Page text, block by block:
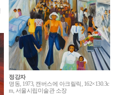
정강자
명동, 1973, 캔버스에 아크릴릭, 162×130.3c
m, 서울시립미술관 소장